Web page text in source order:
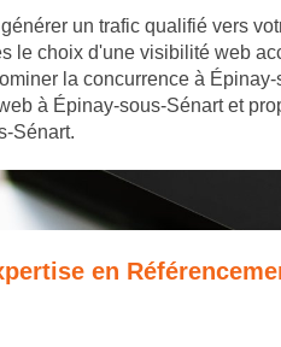
un trafic qualifié vers
le choix d'une visibilité web
la concurrence à Épinay-
à Épinay-sous-Sénart et
Sénart.
en